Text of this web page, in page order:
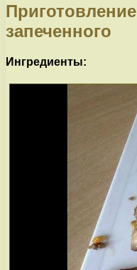
запеченного
Ингредиенты: